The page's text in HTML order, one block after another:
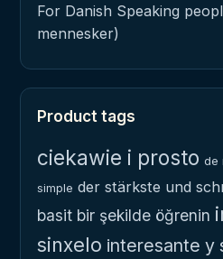
For Danish Speaking
mennesker)
Product tags
ciekawie i prosto de
simple der stärkste und
basit bir şekilde öğrenin
sinxelo interesante y